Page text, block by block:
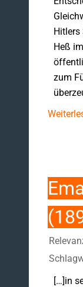
Hitlers
Heß
zum
[…]in